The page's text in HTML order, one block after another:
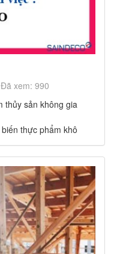
Đã xem: 990
thủy sản không gia
thực phẩm khô